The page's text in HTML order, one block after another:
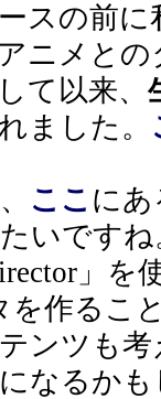
スの前に
ニメとの
て以来、
ました。
ここ に
いです
」
を作るこ
ンツも
なるか